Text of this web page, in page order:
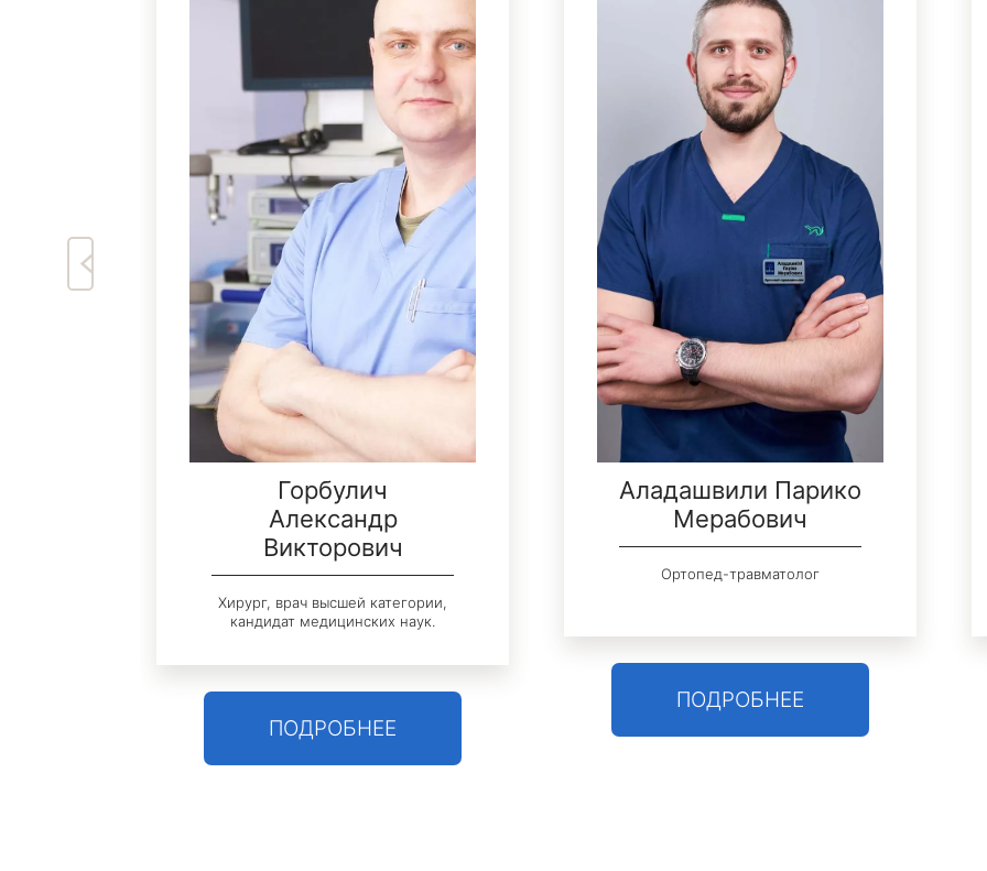
Горбулич
Александр
Викторович
Хирург, врач высшей категории,
кандидат медицинских наук.
ПОДРОБНЕЕ
Аладашвили Парико
Мерабович
Ортопед-травматолог
ПОДРОБНЕЕ